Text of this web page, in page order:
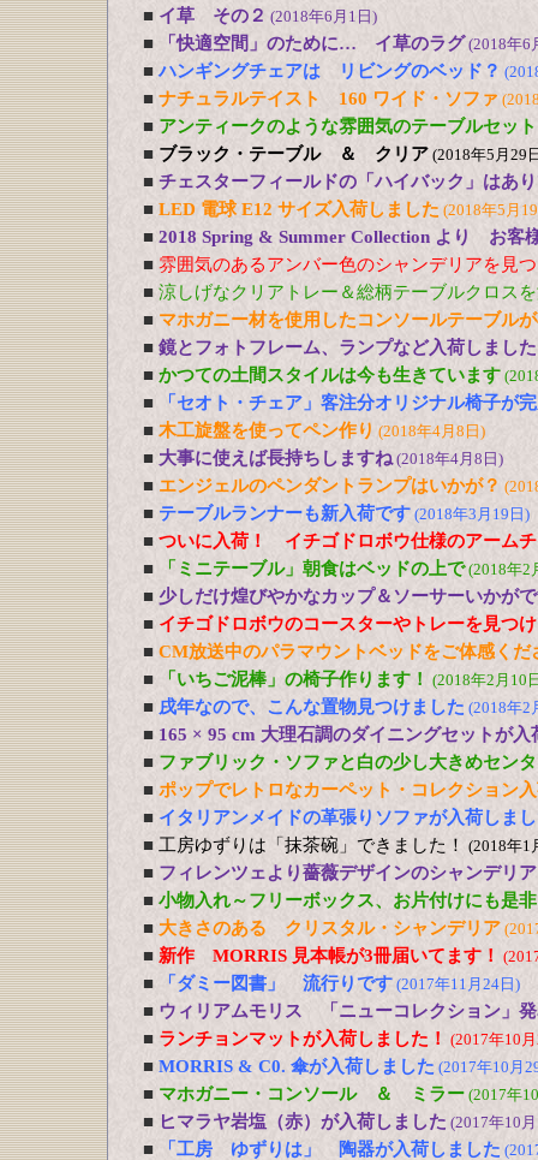
■ イ草 その２ (2018年6月1日)
■ 「快適空間」のために… イ草のラグ (2018年6
■ ハンギングチェアは リビングのベッド？
■ ナチュラルテイスト 160 ワイド・ソファ
■ アンティークのような雰囲気のテーブルセット
■ ブラック・テーブル ＆ クリア (2018年5月29
■ チェスターフィールドの「ハイバック」はあ
■ LED 電球 E12 サイズ入荷しました (2018年5月
■ 2018 Spring & Summer Collection より お客
■ 雰囲気のあるアンバー色のシャンデリアを見
■ 涼しげなクリアトレー＆総柄テーブルクロス
■ マホガニー材を使用したコンソールテーブル
■ 鏡とフォトフレーム、ランプなど入荷しました
■ かつての土間スタイルは今も生きています
■
「セオト・チェア」客注分オリジナル椅子が
■ 木工旋盤を使ってペン作り (2018年4月8日)
■ 大事に使えば長持ちしますね(2018年4月8日)
■ エンジェルのペンダントランプはいかが？
■ テーブルランナーも新入荷です (2018年3月19日)
■ ついに入荷！ イチゴドロボウ仕様のアーム
■
「ミニテーブル」朝食はベッドの上で(2018年2
■ 少しだけ煌びやかなカップ＆ソーサーいかが
■ イチゴドロボウのコースターやトレーを見つ
■ CM放送中のパラマウントベッドをご体感くだ
■
「いちご泥棒」の椅子作ります！ (2018年2月10
■ 戌年なので、こんな置物見つけました (2018年2
■ 165 × 95 cm 大理石調のダイニングセットが入
■ ファブリック・ソファと白の少し大きめセン
■ ポップでレトロなカーペット・コレクション
■ イタリアンメイドの革張りソファが入荷しま
■ 工房ゆずりは「抹茶碗」できました！ (2018年1
■ フィレンツェより薔薇デザインのシャンデリア
■ 小物入れ～フリーボックス、お片付けにも是
■ 大きさのある クリスタル・シャンデリア
■ 新作 MORRIS 見本帳が3冊届いてます！
■ 「ダミー図書」 流行りです (2017年11月24日)
■ ウィリアムモリス 「ニューコレクション」
■ ランチョンマットが入荷しました！ (2017年10
■ MORRIS & C0. 傘が入荷しました (2017年10月
■ マホガニー・コンソール ＆ ミラー (2017年
■ ヒマラヤ岩塩（赤）が入荷しました (2017年10
■ 「工房 ゆずりは」 陶器が入荷しました